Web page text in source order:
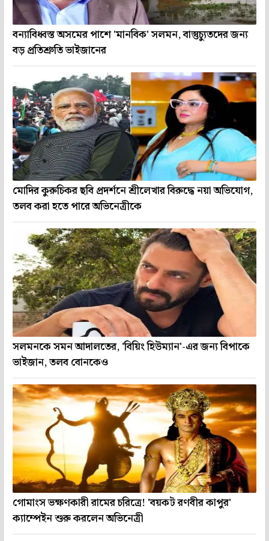
বন্যাবিধ্বস্ত অসমের পাশে 'মানবিক' সলমন, বাস্তুচ্যুতদের জন্য
বড় প্রতিশ্রুতি ভাইজানের
মোদির কুরুচিকর ছবি প্রদর্শনে শ্রীলেখার বিরুদ্ধে নয়া অভিযোগ,
তলব করা হতে পারে অভিনেত্রীকে
সলমনকে সমন আদালতের, 'বিয়িং হিউম্যান'-এর জন্য বিপাকে
ভাইজান, তলব বোনকেও
গোমাংস ভক্ষণকারী রামের চরিত্রে! 'বয়কট রণবীর কাপুর'
ক্যাম্পেইন শুরু করলেন অভিনেত্রী